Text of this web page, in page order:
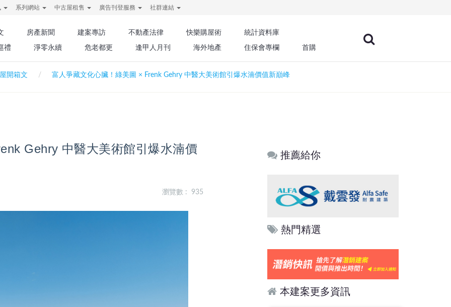
系列網站 中古屋租售 廣告刊登服務 社群連結
房產新聞 建案專訪 不動產法律 快樂購屋術
統計資料庫
禮
淨零永續 危老都更 逢甲人月刊 海外地產 住保會專欄 首購
開箱文 富人爭藏文化心臟！綠美圖 × Frenk Gehry 中醫大美術館引爆水湳價值新巔峰
Gehry 中醫大美術館引爆水湳價
瀏覽數 : 935
推薦給你
熱門精選
本建案更多資訊